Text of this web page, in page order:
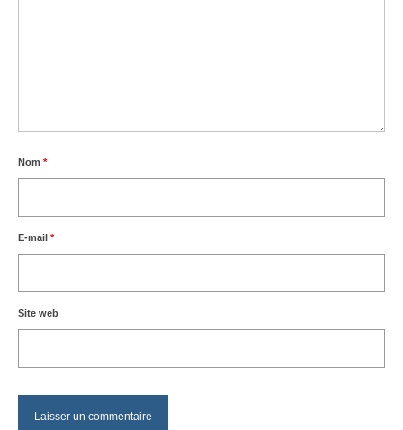
Nom *
E-mail *
Site web